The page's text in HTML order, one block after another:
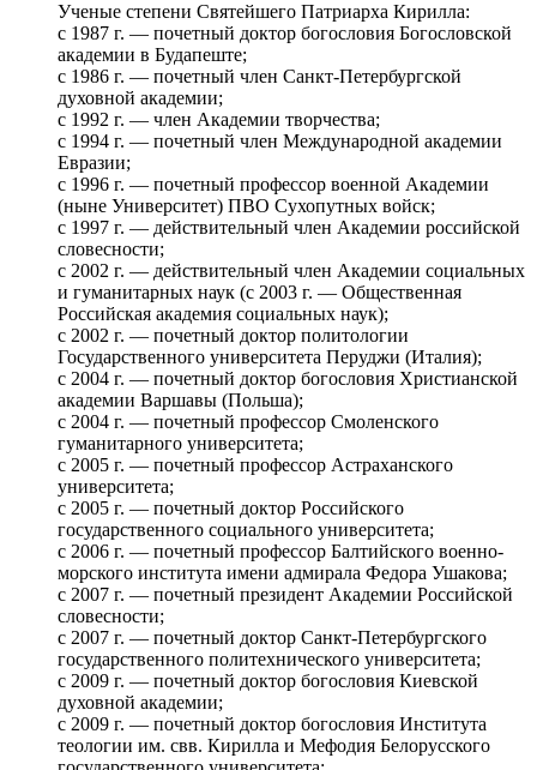
Ученые степени Святейшего Патриарха Кирилла:
с 1987 г. — почетный доктор богословия Богословской
академии в Будапеште;
с 1986 г. — почетный член Санкт-Петербургской
духовной академии;
с 1992 г. — член Академии творчества;
с 1994 г. — почетный член Международной академии
Евразии;
с 1996 г. — почетный профессор военной Академии
(ныне Университет) ПВО Сухопутных войск;
с 1997 г. — действительный член Академии российской
словесности;
с 2002 г. — действительный член Академии социальных
и гуманитарных наук (с 2003 г. — Общественная
Российская академия социальных наук);
с 2002 г. — почетный доктор политологии
Государственного университета Перуджи (Италия);
с 2004 г. — почетный доктор богословия Христианской
академии Варшавы (Польша);
с 2004 г. — почетный профессор Смоленского
гуманитарного университета;
с 2005 г. — почетный профессор Астраханского
университета;
с 2005 г. — почетный доктор Российского
государственного социального университета;
с 2006 г. — почетный профессор Балтийского военно-
морского института имени адмирала Федора Ушакова;
с 2007 г. — почетный президент Академии Российской
словесности;
с 2007 г. — почетный доктор Санкт-Петербургского
государственного политехнического университета;
с 2009 г. — почетный доктор богословия Киевской
духовной академии;
с 2009 г. — почетный доктор богословия Института
теологии им. свв. Кирилла и Мефодия Белорусского